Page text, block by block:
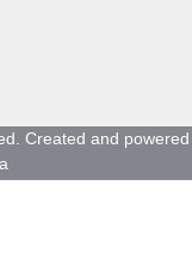
Created and powered